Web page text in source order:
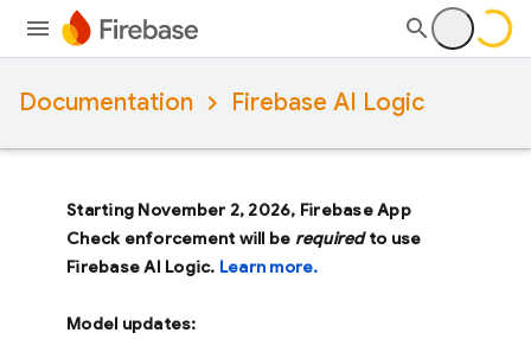
Documentation Firebase AI Logic
Starting November 2, 2026, Firebase App
Check enforcement will be requiredto use
Firebase AI Logic. Learn more.
Model updates: